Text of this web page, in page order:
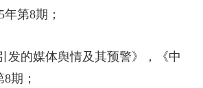
年第8期；
发的媒体舆情及其预警》，《中
8期；